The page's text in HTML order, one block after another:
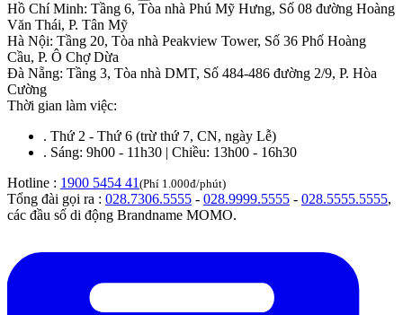
Hồ Chí Minh: Tầng 6, Tòa nhà Phú Mỹ Hưng, Số 08 đường Hoàng
Văn Thái, P. Tân Mỹ
Hà Nội: Tầng 20, Tòa nhà Peakview Tower, Số 36 Phố Hoàng
Cầu, P. Ô Chợ Dừa
Đà Nẵng: Tầng 3, Tòa nhà DMT, Số 484-486 đường 2/9, P. Hòa
Cường
Thời gian làm việc:
. Thứ 2 - Thứ 6 (trừ thứ 7, CN, ngày Lễ)
. Sáng: 9h00 - 11h30 | Chiều: 13h00 - 16h30
Hotline : 1900 5454 41(Phí 1.000đ/phút)
Tổng đài gọi ra : 028.7306.5555 - 028.9999.5555 - 028.5555.5555,
các đầu số di động Brandname MOMO.